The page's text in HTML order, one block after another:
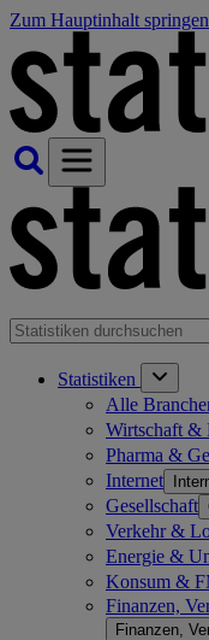
Zum Hauptinhalt springen
Statistiken
Alle
Wirtschaft &
Pharma &
Internet
Gesellschaft
Verkehr &
Energie &
Konsum &
Finanzen,
Finanzen,